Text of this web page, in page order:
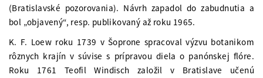
(Bratislavské pozorovania). Návrh zapadol do zabudnutia a
bol „objavený“, resp. publikovaný až roku 1965.
K. F. Loew roku 1739 v Šoprone spracoval výzvu botanikom
rôznych krajín v súvise s prípravou diela o panónskej flóre.
Roku 1761 Teofil Windisch založil v Bratislave učenú